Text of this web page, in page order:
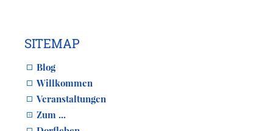
SITEMAP
Blog
Willkommen
Veranstaltungen
Zum ...